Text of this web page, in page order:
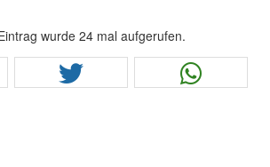
wurde 24 mal aufgerufen.